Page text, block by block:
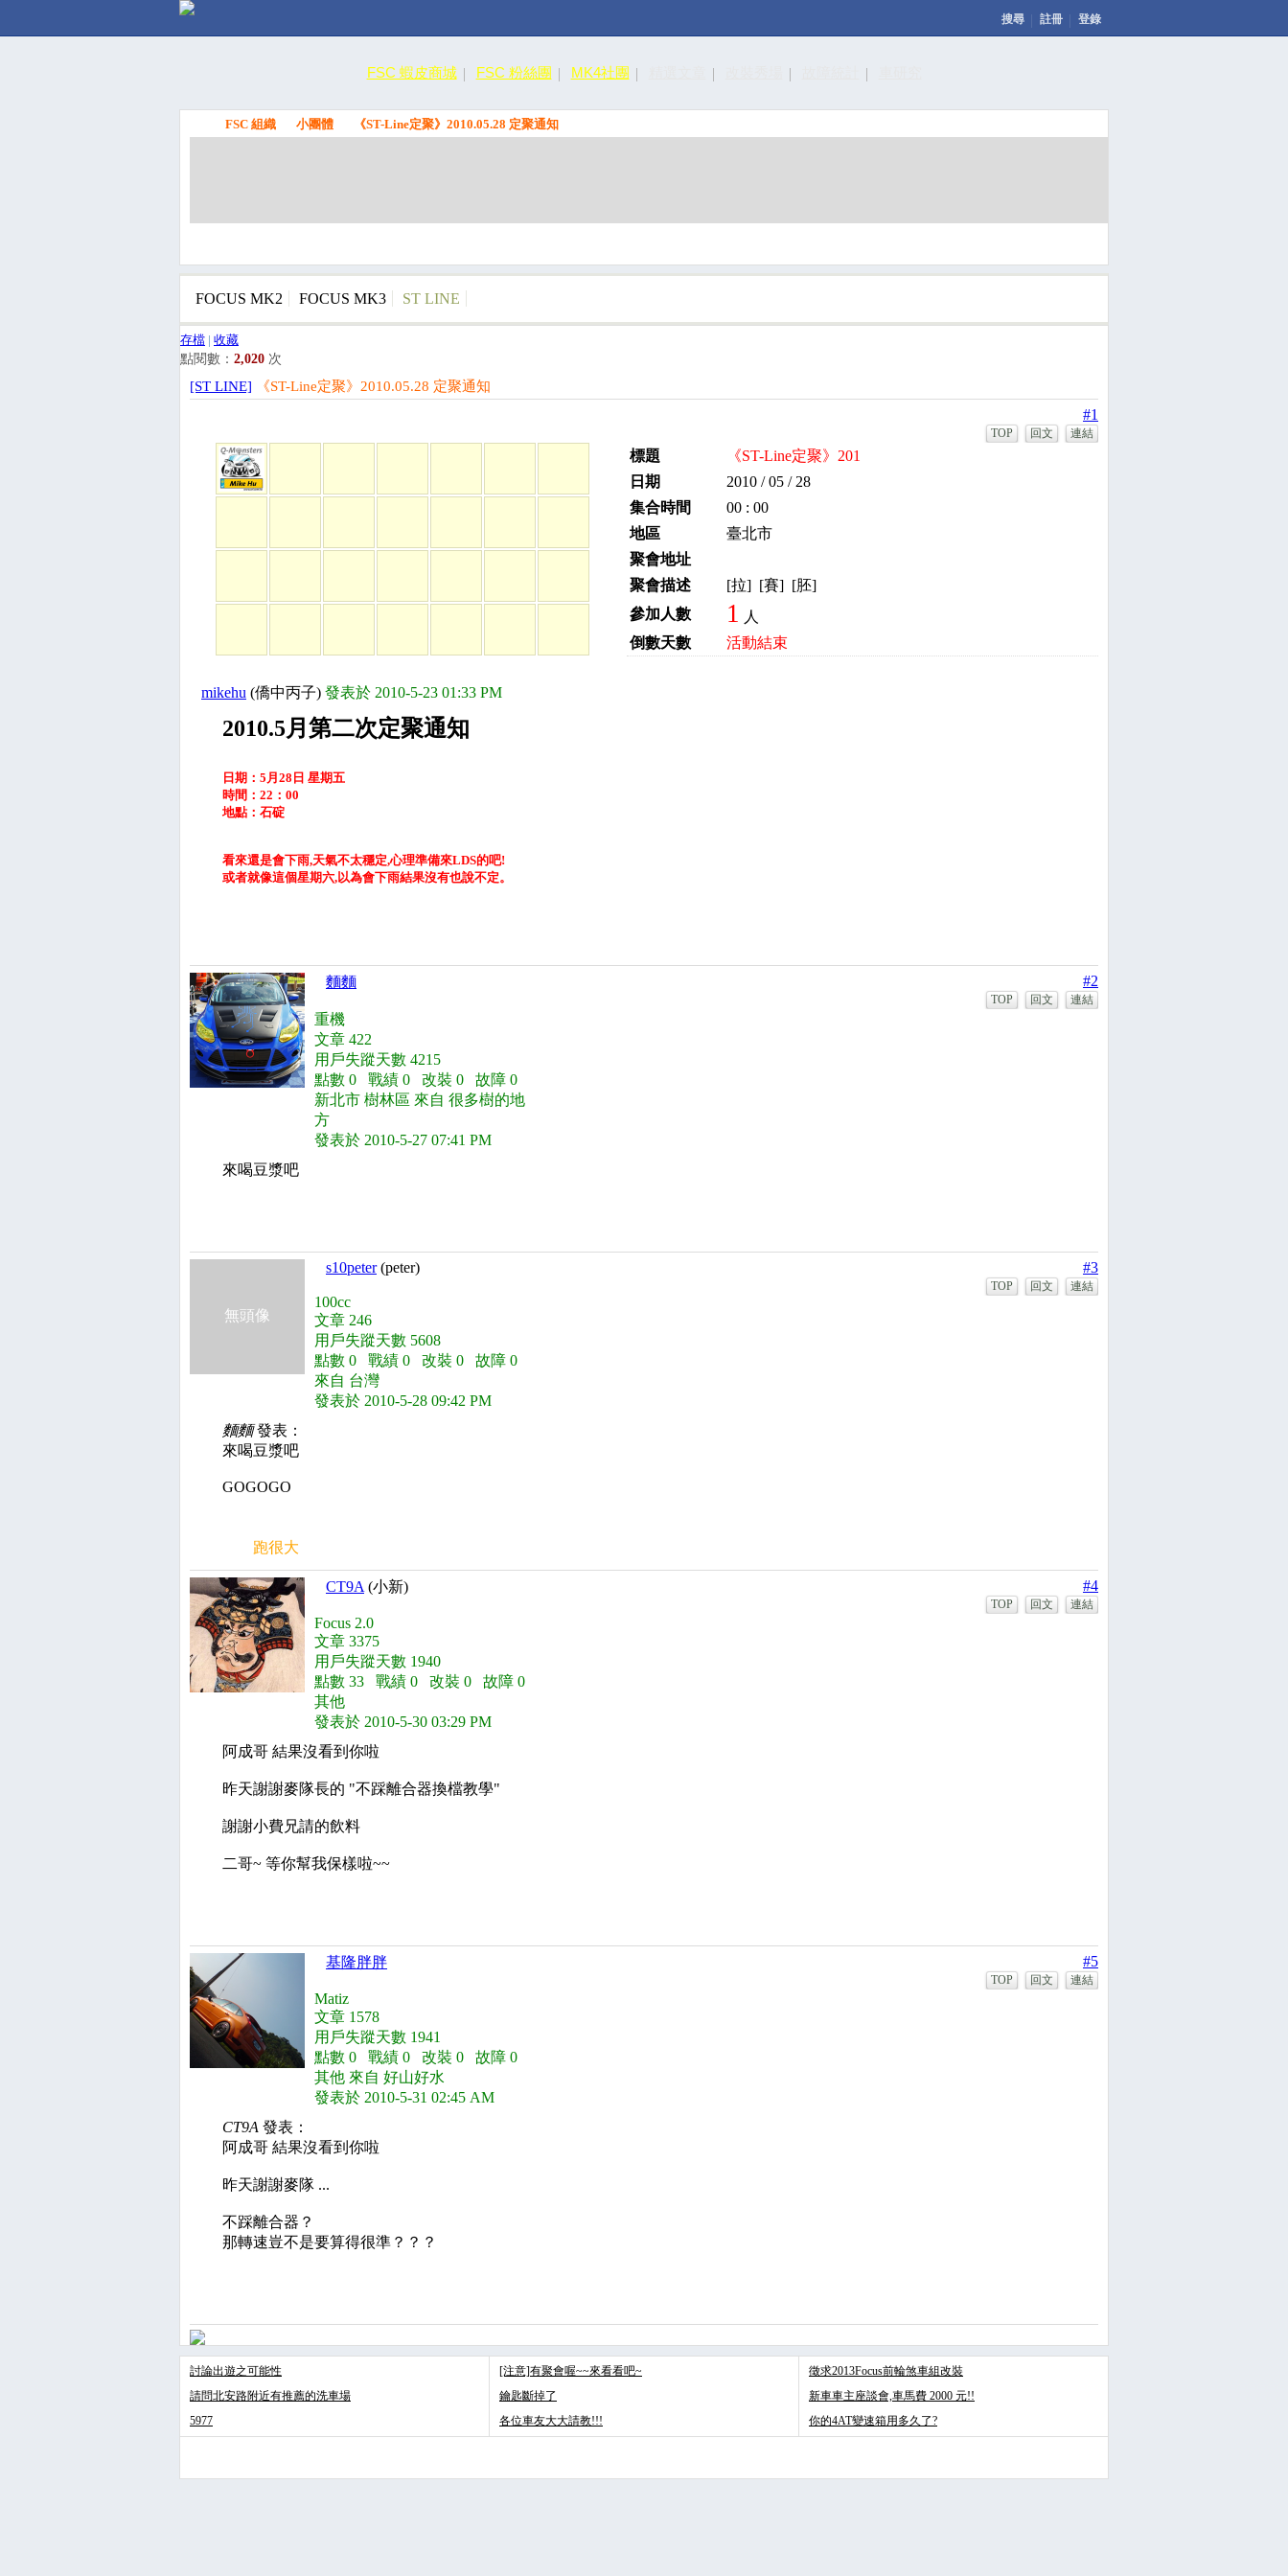
搜尋 註冊 登錄
FSC 蝦皮商城 FSC 粉絲團 MK4社團
FSC 組織 小團體 《ST-Line定聚》2010.05.28 定聚通知
FOCUS MK2 FOCUS MK3 ST LINE
存檔 | 收藏
點閱數： 2,020 次
[ST LINE] 《ST-Line定聚》2010.05.28 定聚通知
#1
TOP 回文 連結
標題
《ST-Line定聚》201
日期
2010 / 05 / 28
集合時間
00 : 00
地區
臺北市
聚會地址
聚會描述
[拉] [賽] [胚]
參加人數
1 人
倒數天數
活動結束
mikehu (僑中丙子) 發表於 2010-5-23 01:33 PM
2010.5月第二次定聚通知
日期：5月28日 星期五
時間：22：00
地點：石碇
看來還是會下雨,天氣不太穩定,心理準備來LDS的吧!
或者就像這個星期六,以為會下雨結果沒有也說不定。
麵麵
重機
文章 422
用戶失蹤天數 4215
點數 0 戰績 0 改裝 0 故障 0
新北市 樹林區 來自 很多樹的地
方
發表於 2010-5-27 07:41 PM
#2
TOP 回文 連結
來喝豆漿吧
無頭像
s10peter (peter)
100cc
文章 246
用戶失蹤天數 5608
點數 0 戰績 0 改裝 0 故障 0
來自 台灣
發表於 2010-5-28 09:42 PM
#3
TOP 回文 連結
麵麵發表：
來喝豆漿吧
GOGOGO
跑很大
CT9A (小新)
Focus 2.0
文章 3375
用戶失蹤天數 1940
點數 33 戰績 0 改裝 0 故障 0
其他
發表於 2010-5-30 03:29 PM
#4
TOP 回文 連結
阿成哥 結果沒看到你啦
昨天謝謝麥隊長的 "不踩離合器換檔教學"
謝謝小費兄請的飲料
二哥~ 等你幫我保樣啦~~
基隆胖胖
Matiz
文章 1578
用戶失蹤天數 1941
點數 0 戰績 0 改裝 0 故障 0
其他 來自 好山好水
發表於 2010-5-31 02:45 AM
#5
TOP 回文 連結
CT9A 發表：
阿成哥 結果沒看到你啦
昨天謝謝麥隊 ...
不踩離合器？
那轉速豈不是要算得很準？？？
討論出遊之可能性
請問北安路附近有推薦的洗車場
5977
[注意]有聚會喔~~來看看吧~
鑰匙斷掉了
各位車友大大請教!!!
徵求2013Focus前輪煞車組改裝
新車車主座談會,車馬費 2000 元!!
你的4AT變速箱用多久了?